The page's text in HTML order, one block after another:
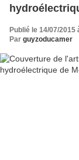
Publié le 14/07/2015
Par guyzoducamer